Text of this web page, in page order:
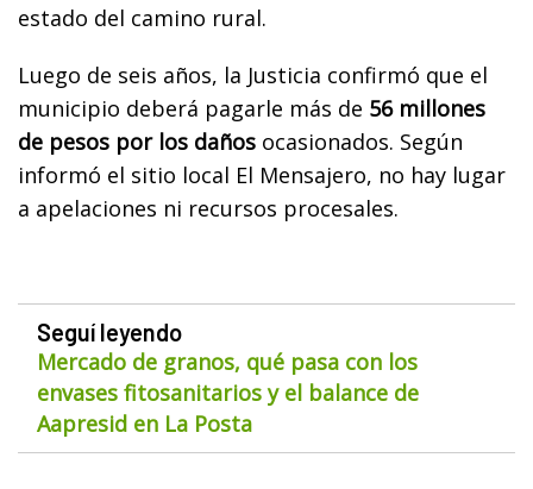
estado del camino rural.
Luego de seis años, la Justicia confirmó que el
municipio deberá pagarle más de 56 millones
de pesos por los daños ocasionados. Según
informó el sitio local El Mensajero, no hay lugar
a apelaciones ni recursos procesales.
Seguí leyendo
Mercado de granos, qué pasa con los
envases fitosanitarios y el balance de
Aapresid en La Posta